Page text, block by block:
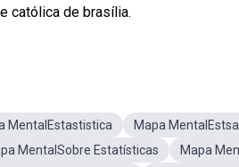
católica de brasília.
MentalEstastistica Mapa
MentalSobre Estatísticas Mapa